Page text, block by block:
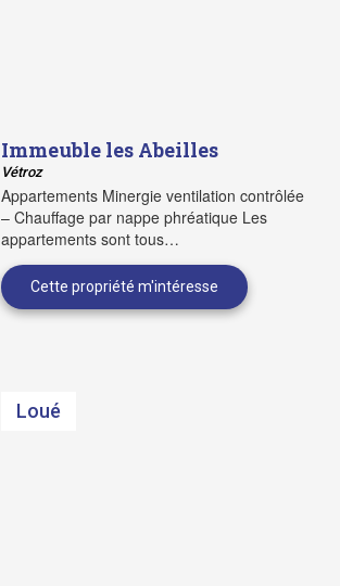
​Immeuble les Abeilles
Vétroz
Appartements Minergie ventilation contrôlée
– Chauffage par nappe phréatique Les
appartements sont tous…
Loué